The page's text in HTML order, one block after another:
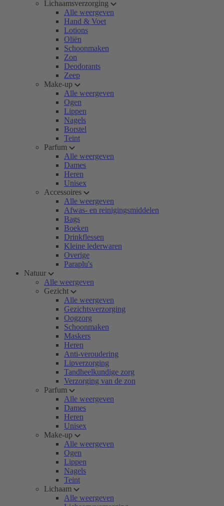
Lichaamsverzorging
Alle weergeven
Hand & Voet
Lotions
Oliën
Schoonmaken
Zon
Deodorants
Zeep
Make-up
Alle weergeven
Ogen
Lippen
Nagels
Borstel
Teint
Parfum
Alle weergeven
Dames
Heren
Unisex
Accessoires
Alle weergeven
Afwas- en reinigingsmiddelen
Bags
Boeken
Drinkflessen
Kleine lederwaren
Overige
Paraplu's
Natuur
Alle weergeven
Gezicht
Alle weergeven
Gezichtsverzorging
Oogzorg
Schoonmaken
Maskers
Heren
Anti-veroudering
Lipverzorging
Tandheelkundige zorg
Verzorging van de zon
Parfum
Alle weergeven
Dames
Heren
Unisex
Make-up
Alle weergeven
Ogen
Lippen
Nagels
Teint
Lichaam
Alle weergeven